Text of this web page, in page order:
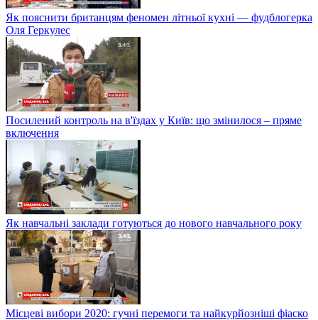
Як пояснити британцям феномен літньої кухні — фудблогерка
Оля Геркулес
Посилений контроль на в'їздах у Київ: що змінилося – пряме
включення
Як навчальні заклади готуються до нового навчального року
Місцеві вибори 2020: гучні перемоги та найкурйозніші фіаско